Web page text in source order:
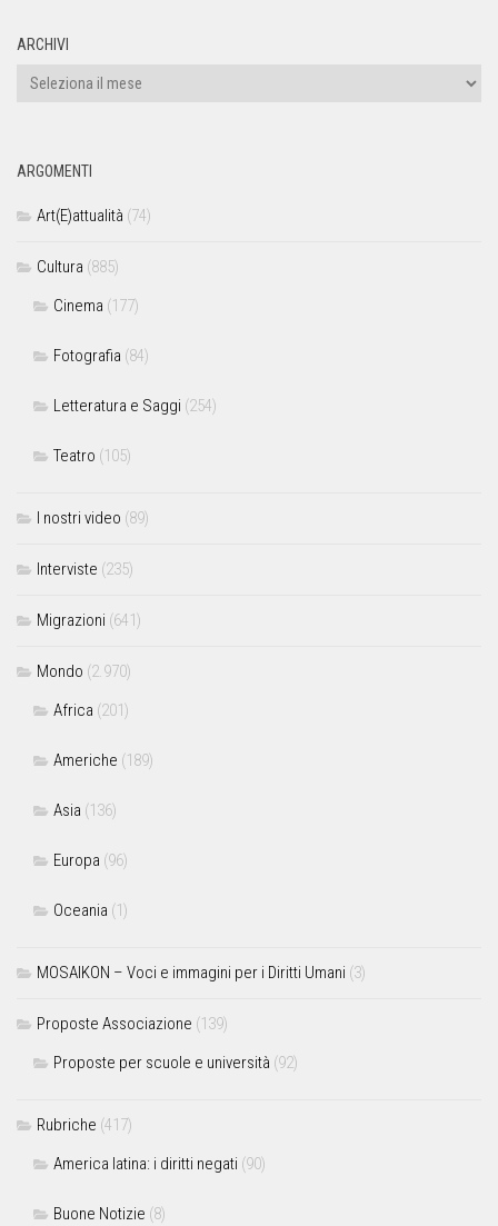
ARCHIVI
ARGOMENTI
Art(E)attualità (74)
Cultura (885)
Cinema (177)
Fotografia (84)
Letteratura e Saggi (254)
Teatro (105)
I nostri video (89)
Interviste (235)
Migrazioni (641)
Mondo (2.970)
Africa (201)
Americhe (189)
Asia (136)
Europa (96)
Oceania (1)
MOSAIKON – Voci e immagini per i Diritti Umani (3)
Proposte Associazione (139)
Proposte per scuole e università (92)
Rubriche (417)
America latina: i diritti negati (90)
Buone Notizie (8)